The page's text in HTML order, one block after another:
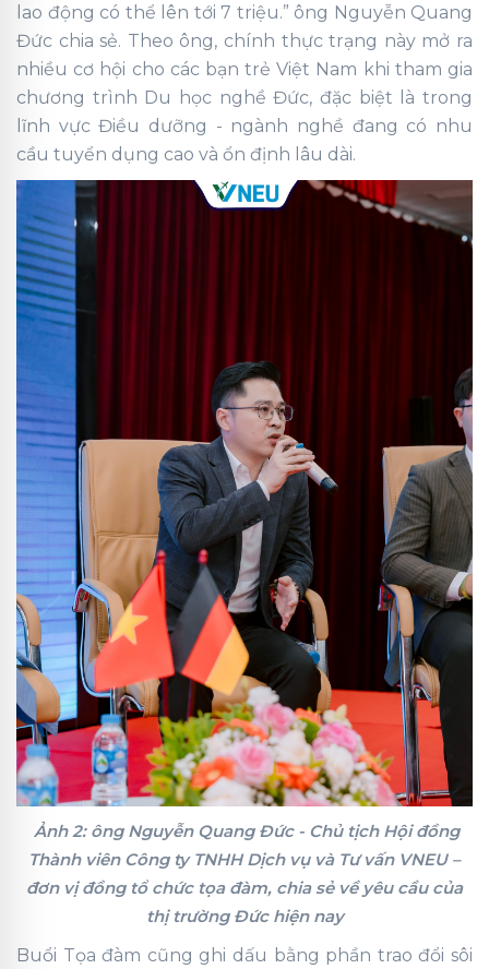
lao động có thể lên tới 7 triệu.” ông Nguyễn Quang
Đức chia sẻ. Theo ông, chính thực trạng này mở ra
nhiều cơ hội cho các bạn trẻ Việt Nam khi tham gia
chương trình Du học nghề Đức, đặc biệt là trong
lĩnh vực Điều dưỡng - ngành nghề đang có nhu
cầu tuyển dụng cao và ổn định lâu dài.
Ảnh 2: ông Nguyễn Quang Đức - Chủ tịch Hội đồng
Thành viên Công ty TNHH Dịch vụ và Tư vấn VNEU –
đơn vị đồng tổ chức tọa đàm, chia sẻ về yêu cầu của
thị trường Đức hiện nay
Buổi Tọa đàm cũng ghi dấu bằng phần trao đổi sôi